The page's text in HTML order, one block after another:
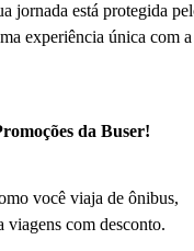
jornada está protegida
experiência única com a
da Buser!
você viaja de ônibus,
viagens com desconto.